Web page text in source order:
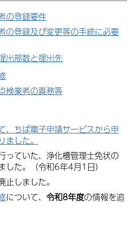
の登録要件
の登録及び変更等の手続に必要
出部数と提出先
検業者の責務等
、ちば電子申請サービスから申
した。
っていた、浄化槽管理士免状の
した。（令和6年4月1日）
しました。
について、令和8年度の情報を追